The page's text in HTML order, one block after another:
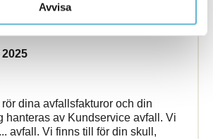
Avvisa
dina avfallsfakturor och din
hanteras av Kundservice avfall. Vi
avfall. Vi finns till för din skull,